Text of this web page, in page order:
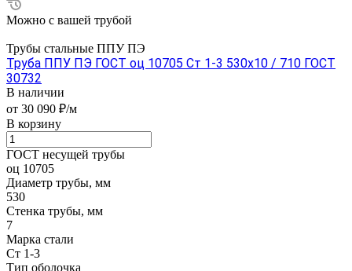
Можно с вашей трубой
Трубы стальные ППУ ПЭ
Труба ППУ ПЭ ГОСТ оц 10705 Ст 1-3 530x10 / 710 ГОСТ
30732
В наличии
от 30 090 ₽/м
В корзину
ГОСТ несущей трубы
оц 10705
Диаметр трубы, мм
530
Стенка трубы, мм
7
Марка стали
Ст 1-3
Тип оболочка